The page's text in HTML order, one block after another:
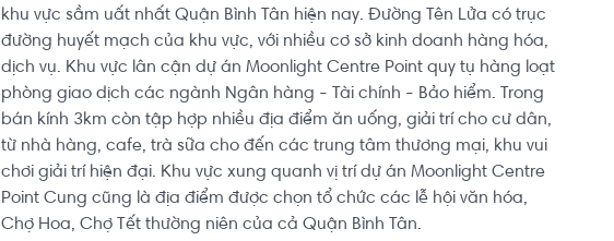
khu vực sầm uất nhất Quận Bình Tân hiện nay. Đường Tên Lửa có trục
đường huyết mạch của khu vực, với nhiều cơ sở kinh doanh hàng hóa,
dịch vụ. Khu vực lân cận dự án Moonlight Centre Point quy tụ hàng loạt
phòng giao dịch các ngành Ngân hàng - Tài chính - Bảo hiểm. Trong
bán kính 3km còn tập hợp nhiều địa điểm ăn uống, giải trí cho cư dân,
từ nhà hàng, cafe, trà sữa cho đến các trung tâm thương mại, khu vui
chơi giải trí hiện đại. Khu vực xung quanh vị trí dự án Moonlight Centre
Point Cung cũng là địa điểm được chọn tổ chức các lễ hội văn hóa,
Chợ Hoa, Chợ Tết thường niên của cả Quận Bình Tân.